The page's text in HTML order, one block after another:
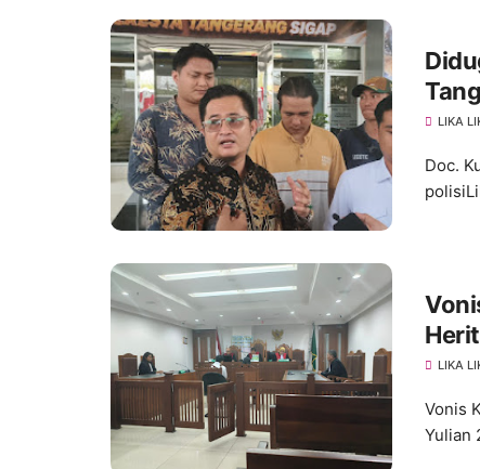
LIKA
Doc.
LIKA
Vonis
Yulian